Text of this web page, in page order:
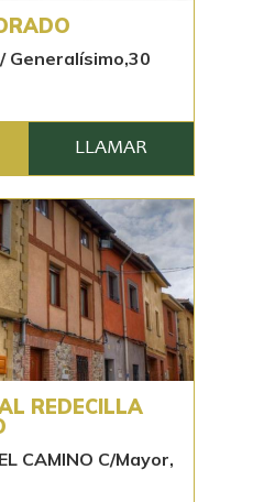
Generalísimo,30
LLAMAR
REDECILLA
CAMINO C/Mayor,